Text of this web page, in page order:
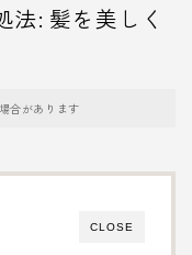
法: 髪を美しく
合があります
CLOSE